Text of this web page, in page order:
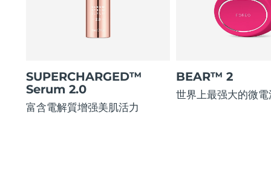
SUPERCHARGED™
Serum 2.0
富含電解質增强美肌活力
BEAR™ 2
世界上最强大的微